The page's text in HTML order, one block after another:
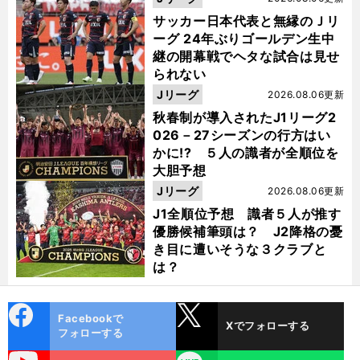
サッカー日本代表と無縁のＪリ
ーグ 24年ぶりゴールデン生中
継の開幕戦でヘタな試合は見せ
られない
秋春制が導入されたJ1リーグ2
026－27シーズンの行方はい
かに!? ５人の識者が全順位を
大胆予想
2026.08.06更新
Jリーグ
J1全順位予想 識者５人が推す
優勝候補筆頭は？ J2降格の憂
き目に遭いそうな３クラブと
は？
2026.08.06更新
Jリーグ
ok
Facebookで
フォローする
Xでフォローする